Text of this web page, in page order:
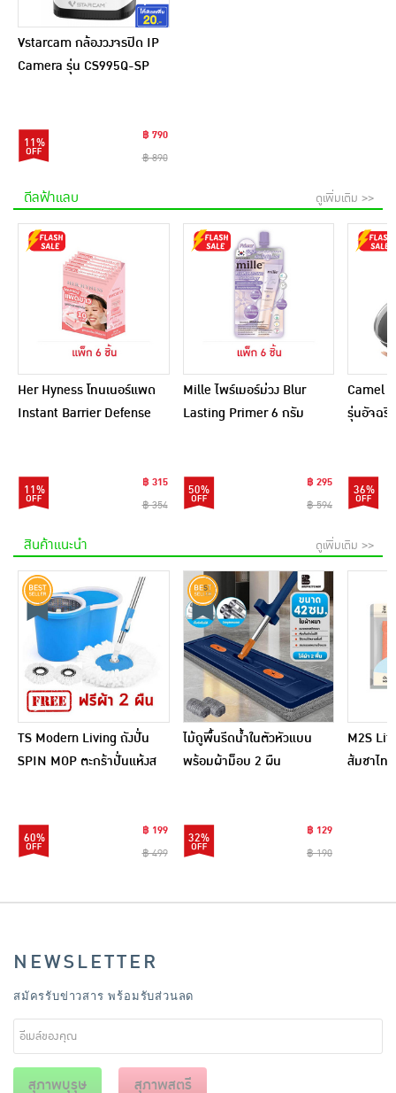
Vstarcam กล้องวงจรปิด IP
Camera รุ่น CS995Q-SP
11%
฿ 790
฿ 890
ดีลฟ้าแลบ ดูเพิ่มเติม >>
Her Hyness โทนเนอร์แพด
Instant Barrier Defense
11%
฿ 315
฿ 354
Mille ไพร์เมอร์ม่วง Blur
Lasting Primer 6 กรัม
50%
฿ 295
฿ 594
Camel
รุ่นอัจฉริ
36%
สินค้าแนะนำ ดูเพิ่มเติม >>
TS Modern Living ถังปั่น
SPIN MOP ตะกร้าปั่นแห้งส
60%
฿ 199
฿ 499
ไม้ถูพื้นรีดน้ำในตัวหัวแบน
พร้อมผ้าม็อบ 2 ผืน
32%
฿ 129
฿ 190
M2S
ส้มชาไท
NEWSLETTER
สมัครรับข่าวสาร พร้อมรับส่วนลด
สุภาพบุรุษ สุภาพสตรี